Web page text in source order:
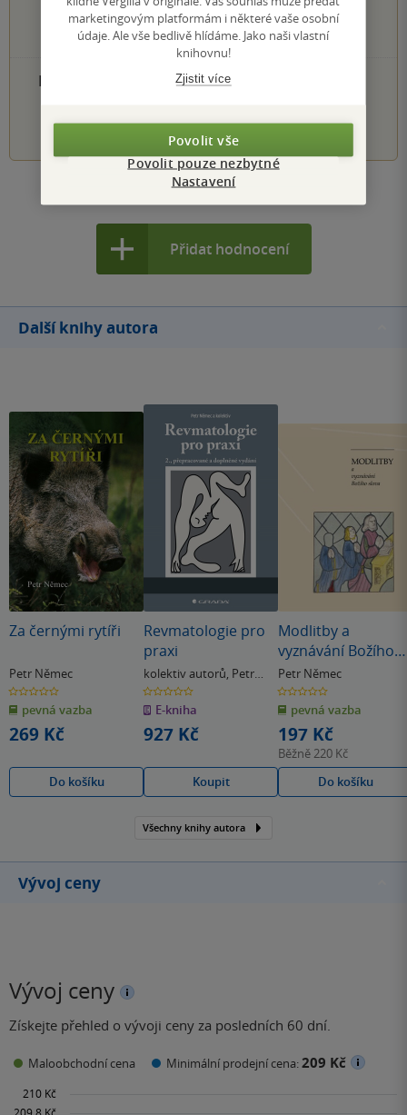
0×
2 hvězdičky
0×
1 hvezdička
PŘIDEJTE SVÉ HODNOCENÍ PRODUKTU
1 2 3 4 5
Přidat hodnocení
Další knihy autora
Za černými rytíři
Petr Němec
0.0
z
5
hvězdiček
pevná vazba
269 Kč
Do košíku
Revmatologie pro
praxi
kolektiv autorů, Petr
Němec
0.0
z
5
hvězdiček
E-kniha
927 Kč
Koupit
Modlitby a
vyznávání Božího
slova
Petr Němec
0.0
z
5
hvězdiček
pevná vazba
197 Kč
Běžně220 Kč
Do košíku
Všechny knihy autora
Vývoj ceny
Vývoj ceny
Získejte přehled o vývoji ceny za posledních 60 dní.
Maloobchodní cena Minimální prodejní cena:209 Kč
marketingovým platformám i některé vaše osobní
údaje. Ale vše bedlivě hlídáme. Jako naši vlastní
knihovnu!
Zjistit více
Povolit vše
Povolit pouze nezbytné
Nastavení